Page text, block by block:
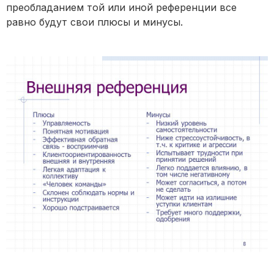
преобладанием той или иной референции все
равно будут свои плюсы и минусы.